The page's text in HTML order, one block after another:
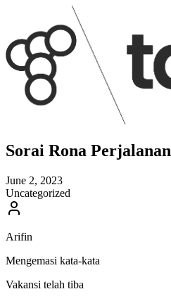
Sorai Rona Perjalanan
June 2, 2023
Uncategorized
Arifin
Mengemasi kata-kata
Vakansi telah tiba